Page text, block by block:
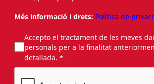
Més informació i drets: Política de
Accepto el tractament de les meves
personals per a la finalitat
detallada. *